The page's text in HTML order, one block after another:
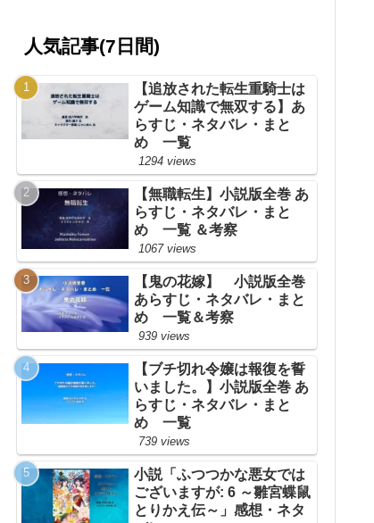
人気記事(7日間)
【追放された転生重騎士は
ゲーム知識で無双する】あ
らすじ・ネタバレ・まと
め 一覧
1294 views
【無職転生】小説版全巻 あ
らすじ・ネタバレ・まと
め 一覧 ＆考察
1067 views
【鬼の花嫁】 小説版全巻
あらすじ・ネタバレ・まと
め 一覧＆考察
939 views
【ブチ切れ令嬢は報復を誓
いました。】小説版全巻 あ
らすじ・ネタバレ・まと
め 一覧
739 views
小説「ふつつかな悪女では
ございますが: 6 ～雛宮蝶鼠
とりかえ伝～」感想・ネタ